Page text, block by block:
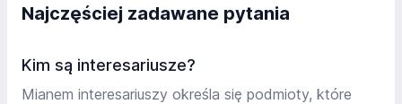
Najczęściej zadawane pytania
Kim są interesariusze?
Mianem interesariuszy określa się podmioty, które